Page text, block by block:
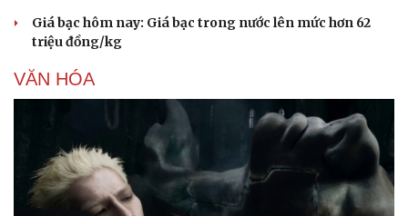
Di sản
Giá bạc hôm nay: Giá bạc trong nước lên mức hơn 62
triệu đồng/kg
VĂN HÓA